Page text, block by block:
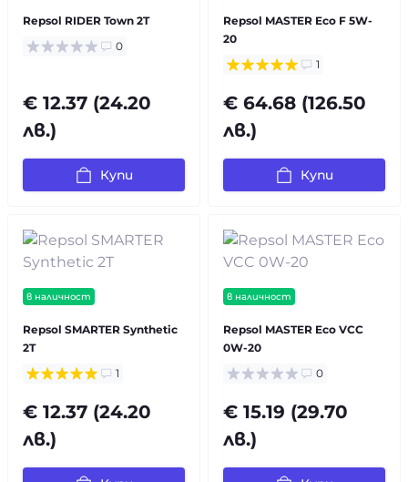
Repsol RIDER Town 2T
0
€ 12.37 (24.20
лв.)
Купи
Repsol MASTER Eco F 5W-
20
1
€ 64.68 (126.50
лв.)
Купи
в наличност
Repsol SMARTER Synthetic
2T
1
€ 12.37 (24.20
лв.)
в наличност
Repsol MASTER Eco VCC
0W-20
0
€ 15.19 (29.70
лв.)